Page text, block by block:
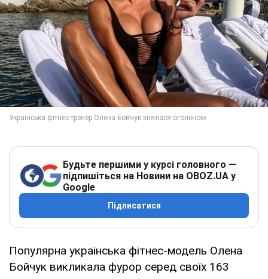
Будьте першими у курсі головного —
підпишіться на Новини на OBOZ.UA у
Google
Підписатися
Популярна українська фітнес-модель Олена
Бойчук викликала фурор серед своїх 163